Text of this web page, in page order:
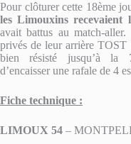
Pour clôturer cette 18ème
les Limouxins
avait battus au match-
privés de leur arrière
bien résisté jusqu’à la
d’encaisser une rafale de 4
Fiche technique :
LIMOUX 54 –